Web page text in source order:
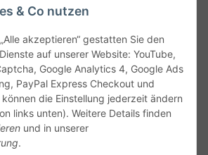
& Co nutzen
akzeptieren“ gestatten Sie den
auf unserer Website: YouTube,
Google Analytics 4, Google Ads
PayPal Express Checkout und
die Einstellung jederzeit ändern
links unten). Weitere Details finden
und in unserer
.
ohne Gewähr. Irrtümer und fehlerhafte
Wenn Sie Datenblätter oder spezielle